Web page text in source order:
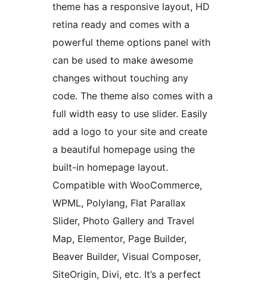
theme has a responsive layout, HD
retina ready and comes with a
powerful theme options panel with
can be used to make awesome
changes without touching any
code. The theme also comes with a
full width easy to use slider. Easily
add a logo to your site and create
a beautiful homepage using the
built-in homepage layout.
Compatible with WooCommerce,
WPML, Polylang, Flat Parallax
Slider, Photo Gallery and Travel
Map, Elementor, Page Builder,
Beaver Builder, Visual Composer,
SiteOrigin, Divi, etc. It’s a perfect